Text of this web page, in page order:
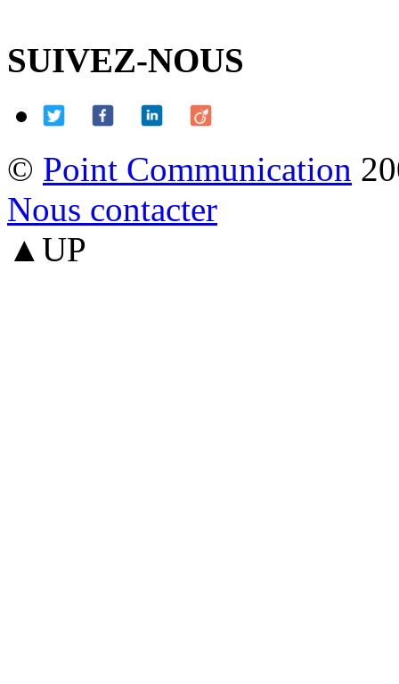
SUIVEZ-NOUS
© Point Communication
Nous contacter
▲UP